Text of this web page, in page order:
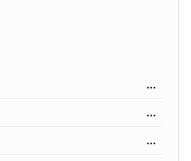
...
...
...